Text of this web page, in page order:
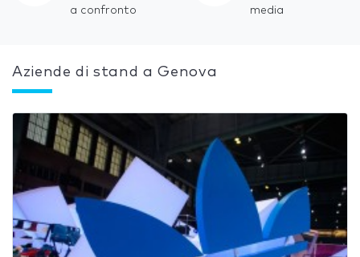
a confronto
media
Aziende di stand a Genova